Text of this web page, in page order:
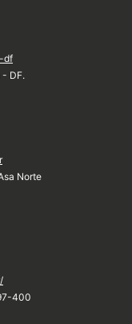
df
- DF.
Norte
400